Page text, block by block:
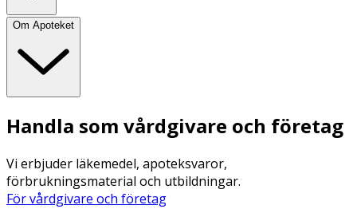
Om Apoteket
Handla som vårdgivare och företag
Vi erbjuder läkemedel, apoteksvaror,
förbrukningsmaterial och utbildningar.
För vårdgivare och företag